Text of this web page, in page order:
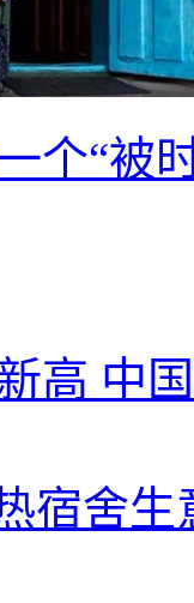
个“被
高 中
宿舍